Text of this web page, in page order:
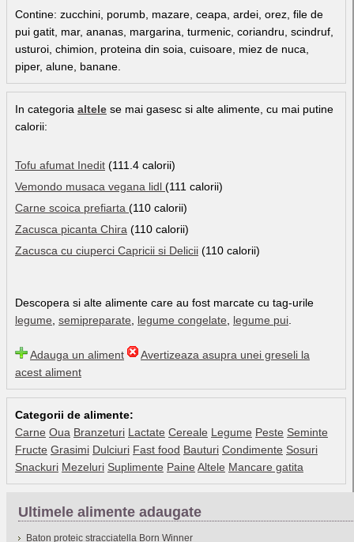
Contine: zucchini, porumb, mazare, ceapa, ardei, orez, file de
pui gatit, mar, ananas, margarina, turmenic, coriandru, scindruf,
usturoi, chimion, proteina din soia, cuisoare, miez de nuca,
piper, alune, banane.
In categoria altele se mai gasesc si alte alimente, cu mai putine
calorii:
Tofu afumat Inedit (111.4 calorii)
Vemondo musaca vegana lidl (111 calorii)
Carne scoica prefiarta (110 calorii)
Zacusca picanta Chira (110 calorii)
Zacusca cu ciuperci Capricii si Delicii (110 calorii)
Descopera si alte alimente care au fost marcate cu tag-urile
legume semipreparate legume congelate legume pui
Adauga un aliment
Avertizeaza asupra unei greseli la
acest aliment
Categorii de alimente:
Carne Oua Branzeturi Lactate Cereale Legume Peste Seminte
Fructe Grasimi Dulciuri Fast food Bauturi Condimente Sosuri
Snackuri Mezeluri Suplimente Paine Altele Mancare gatita
Ultimele alimente adaugate
Baton proteic stracciatella Born Winner